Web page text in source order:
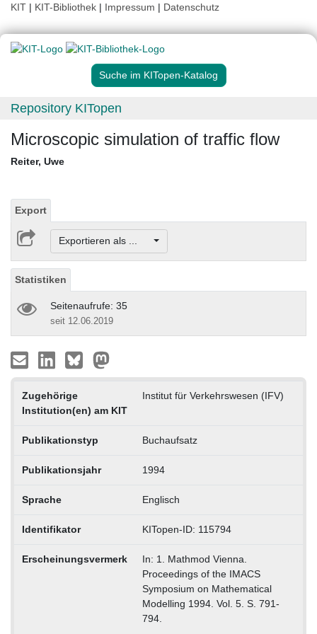
KIT | KIT-Bibliothek | Impressum | Datenschutz
Suche im KITopen-Katalog
Repository KITopen
Microscopic simulation of traffic flow
Reiter, Uwe
Export
Exportieren als ...
Statistiken
Seitenaufrufe: 35
seit 12.06.2019
Zugehörige
Institution(en) am KIT
Institut für Verkehrswesen (IFV)
Publikationstyp Buchaufsatz
Publikationsjahr 1994
Sprache Englisch
Identifikator KITopen-ID: 115794
Erscheinungsvermerk
In: 1. Mathmod Vienna.
Proceedings of the IMACS
Symposium on Mathematical
Modelling 1994. Vol. 5. S. 791-
794.